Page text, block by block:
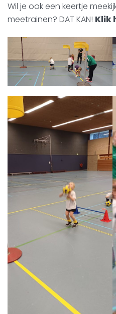
Wil je ook een keertje
meetrainen? DAT KAN! Klik